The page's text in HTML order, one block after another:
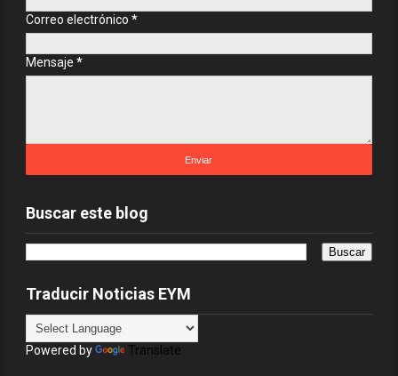
Correo electrónico *
Mensaje *
Buscar este blog
Traducir Noticias EYM
Powered by Translate